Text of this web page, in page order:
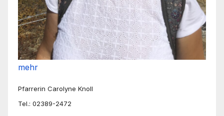
mehr
Pfarrerin Carolyne Knoll
Tel.: 02389-2472